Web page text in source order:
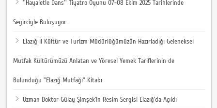
''Hayaletle Dans'' Tiyatro Oyunu 07-08 Ekim 2025 Tarihlerinde
Seyirciyle Buluşuyor
Elazığ İl Kültür ve Turizm Müdürlüğümüzün Hazırladığı Geleneksel
Mutfak Kültürümüzü Anlatan ve Yöresel Yemek Tariflerinin de
Bulunduğu "Elazığ Mutfağı" Kitabı
Uzman Doktor Gülay Şimşek’in Resim Sergisi Elazığ’da Açıldı